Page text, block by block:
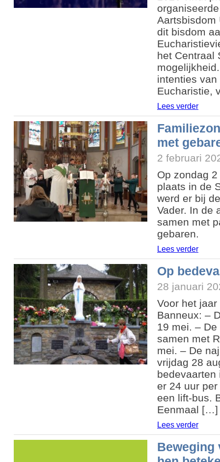
Aartsbisdom
dit bisdom
het Centraal
intenties van
Eucharistie,
Lees verder
met
2 februari
Op zondag
plaats in de
werd er bij
Vader. In de
samen met
gebaren.
Lees verder
Op
28 januari
Voor het
Banneux: –
19 mei. –
samen met
mei. – De
vrijdag 28
bedevaarten
er 24 uur
een lift-bus.
Eenmaal […]
Lees verder
Beweging